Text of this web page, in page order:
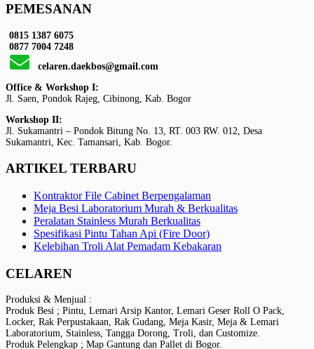
PEMESANAN
0815 1387 6075
0877 7004 7248
celaren.daekbos@gmail.com
Office & Workshop I:
Jl. Saen, Pondok Rajeg, Cibinong, Kab. Bogor
Workshop II:
Jl. Sukamantri – Pondok Bitung No. 13, RT. 003 RW. 012, Desa
Sukamantri, Kec. Tamansari, Kab. Bogor.
ARTIKEL TERBARU
Kontraktor File Cabinet Berpengalaman
Meja Besi Laboratorium Murah & Berkualitas
Peralatan Stainless Murah Berkualitas
Spesifikasi Pintu Tahan Api (Fire Door)
Kelebihan Troli Alat Pemadam Kebakaran
CELAREN
Produksi & Menjual :
Produk Besi ; Pintu, Lemari Arsip Kantor, Lemari Geser Roll O Pack,
Locker, Rak Perpustakaan, Rak Gudang, Meja Kasir, Meja & Lemari
Laboratorium, Stainless, Tangga Dorong, Troli, dan Customize.
Produk Pelengkap ; Map Gantung dan Pallet di Bogor.